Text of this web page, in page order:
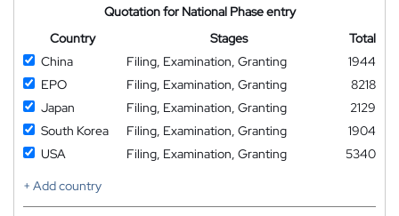
Quotation for National Phase entry
Country
Stages
Total
China
Filing, Examination, Granting
1944
EPO
Filing, Examination, Granting
8218
Japan
Filing, Examination, Granting
2129
South Korea
Filing, Examination, Granting
1904
USA
Filing, Examination, Granting
5340
+ Add country